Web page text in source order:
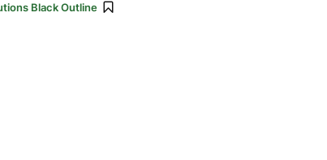
Black Outline